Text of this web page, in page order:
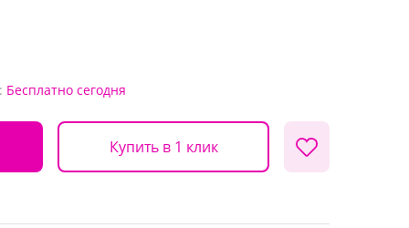
Бесплатно сегодня
Купить в 1 клик